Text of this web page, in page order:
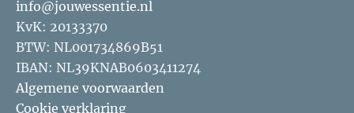
info@jouwessentie.nl
KvK: 20133370
BTW: NL001734869B51
IBAN: NL39KNAB0603411274
Algemene voorwaarden
Cookie verklaring